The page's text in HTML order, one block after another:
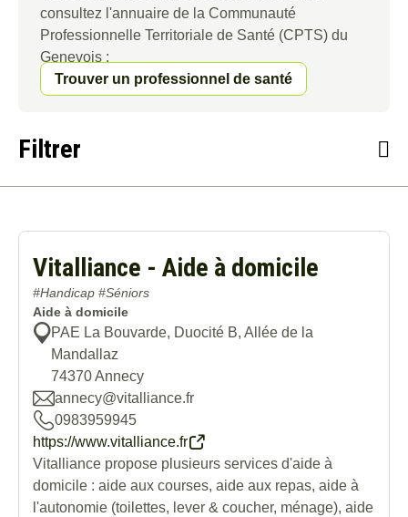
consultez l'annuaire de la Communauté
Professionnelle Territoriale de Santé (CPTS) du
Genevois :
Trouver un professionnel de santé
Filtrer
Thématique
Type de service
Commune
Vitalliance - Aide à domicile
#Handicap #Séniors
Aide à domicile
PAE La Bouvarde, Duocité B, Allée de la
Mandallaz
74370Annecy
annecy@vitalliance.fr
0983959945
https://www.vitalliance.fr
Vitalliance propose plusieurs services d'aide à
domicile : aide aux courses, aide aux repas, aide à
l'autonomie (toilettes, lever & coucher, ménage), aide